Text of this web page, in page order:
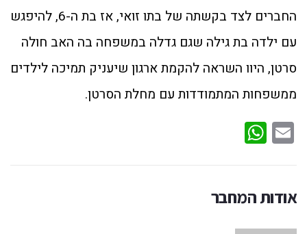
החברים לצד בקשתה של בתו זואי, אז בת ה-6, להיפגש
עם ילדה בת גילה שגם גדלה במשפחה בה האב חולה
סרטן, היוו השראה להקמת ארגון שיעניק תמיכה לילדים
ממשפחות המתמודדות עם מחלת הסרטן.
Email
אודות המחבר